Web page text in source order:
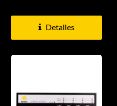
Terminal...Detalles